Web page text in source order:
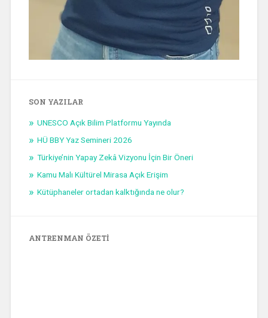
SON YAZILAR
UNESCO Açık Bilim Platformu Yayında
HÜ BBY Yaz Semineri 2026
Türkiye’nin Yapay Zekâ Vizyonu İçin Bir Öneri
Kamu Malı Kültürel Mirasa Açık Erişim
Kütüphaneler ortadan kalktığında ne olur?
ANTRENMAN ÖZETI